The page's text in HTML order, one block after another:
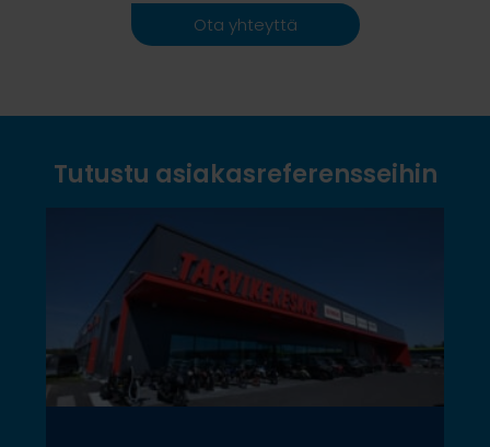
Ota yhteyttä
Tutustu asiakasreferensseihin